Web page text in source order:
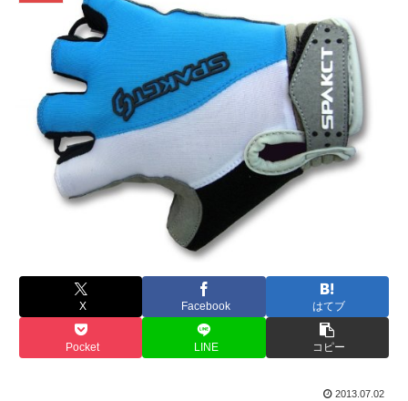
X Facebook はてブ
Pocket LINE コピー
2013.07.02